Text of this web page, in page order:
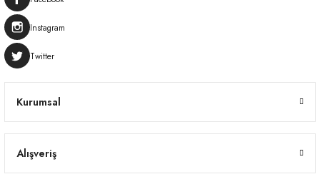
Kurumsal
Alışveriş
Instagram
Twitter